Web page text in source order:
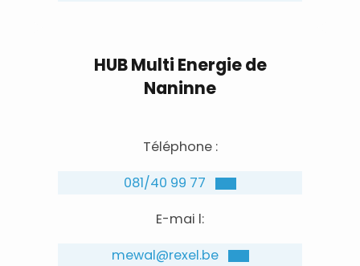
HUB Multi Energie de
Naninne
Téléphone :
081/40 99 77
E-mai l:
mewal@rexel.be